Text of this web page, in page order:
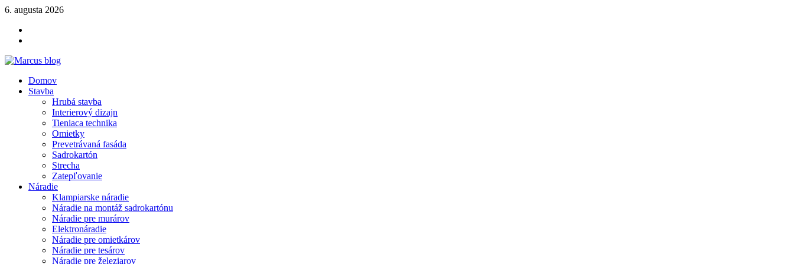
Skip
content
6. augusta 2026
NÁRADIE
Marcus blog
Stavebné profily, náradie, izolácie
Domov
Stavba
Hrubá stavba
Interierový dizajn
Tieniaca technika
Omietky
Prevetrávaná fasáda
Sadrokartón
Strecha
Zatepľovanie
Náradie
Klampiarske náradie
Náradie na montáž sadrokartónu
Náradie pre murárov
Elektronáradie
Náradie pre omietkárov
Náradie pre tesárov
Náradie pre železiarov